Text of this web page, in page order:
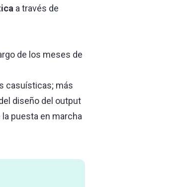
a través de
de los meses de
casuísticas; más
diseño del output
puesta en marcha